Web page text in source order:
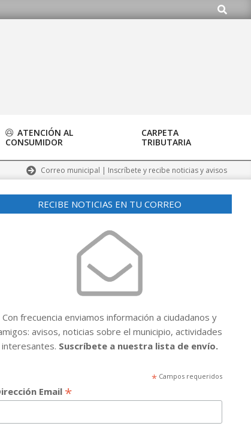
Buscar
ATENCIÓN AL
CONSUMIDOR
CARPETA
TRIBUTARIA
Correo municipal | Inscríbete y recibe noticias y avisos
RECIBE NOTICIAS EN TU CORREO
Con frecuencia enviamos información a ciudadanos y
avisos, noticias sobre el municipio, actividades
interesantes. Suscríbete a nuestra lista de envío.
* Campos requeridos
Email *